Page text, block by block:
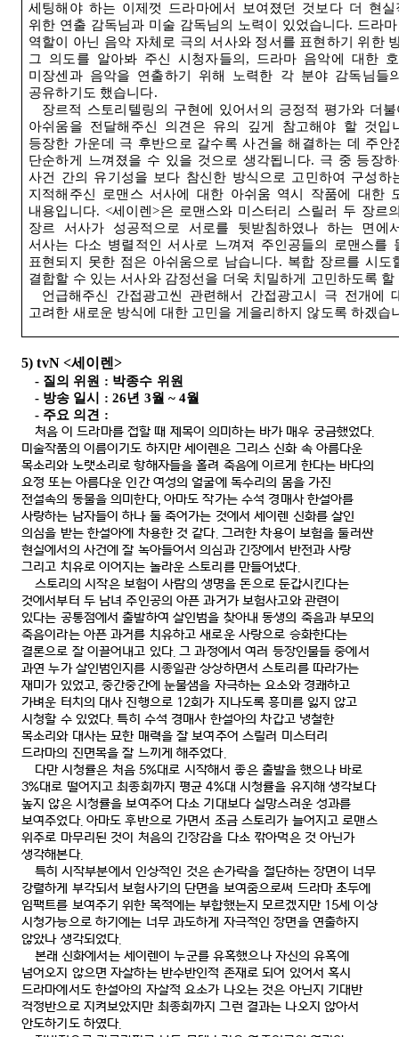
세팅해야 하는 이제껏 드라마에서 보여졌던 것보다 더 현실
위한 연출 감독님과 미술 감독님의 노력이 있었습니다. 드라
역할이 아닌 음악 자체로 극의 서사와 정서를 표현하기 위한
그 의도를 알아봐 주신 시청자들의 ,
드라마 음악에 대한
미장센과 음악을 연출하기 위해 노력한 각 분야 감독님들
공유하기도 했습니다.
장르적 스토리텔링의 구현에 있어서의 긍정적 평가와 더
아쉬움을 전달해주신 의견은 유의 깊게 참고해야 할 것입
등장한 가운데 극 후반으로 갈수록 사건을 해결하는 데 주
단순하게 느껴졌을 수 있을 것으로 생각됩니다. 극 중 등장
사건 간의 유기성을 보다 참신한 방식으로 고민하여 구성하
지적해주신 로맨스 서사에 대한 아쉬움 역시 작품에 대한
내용입니다. <세이렌>은 로맨스와 미스터리 스릴러 두 장르
장르 서사가 성공적으로 서로를 뒷받침하였나 하는 면에
서사는 다소 병렬적인 서사로 느껴져 주인공들의 로맨스를
표현되지 못한 점은 아쉬움으로 남습니다. 복합 장르를 시도
결합할 수 있는 서사와 감정선을 더욱 치밀하게 고민하도록 할
언급해주신 간접광고씬 관련해서 간접광고시 극 전개에
고려한 새로운 방식에 대한 고민을 게을리하지 않도록 하겠습
5) tvN <세이렌>
- 질의 위원 : 박종수 위원
- 방송 일시 : 26년 3월 ~ 4월
- 주요 의견 :
처음 이 드라마를 접할 때 제목이 의미하는 바가 매우 궁금했었다.
미술작품의 이름이기도 하지만 세이렌은 그리스 신화 속 아름다운
목소리와 노랫소리로 항해자들을 홀려 죽음에 이르게 한다는 바다의
요정 또는 아름다운 인간 여성의 얼굴에 독수리의 몸을 가진
전설속의 동물을 의미한다, 아마도 작가는 수석 경매사 한설아를
사랑하는 남자들이 하나 둘 죽어가는 것에서 세이렌 신화를 살인
의심을 받는 한설아에 차용한 것 같다. 그러한 차용이 보험을 둘러싼
현실에서의 사건에 잘 녹아들어서 의심과 긴장에서 반전과 사랑
그리고 치유로 이어지는 놀라운 스토리를 만들어냈다.
스토리의 시작은 보험이 사람의 생명을 돈으로 둔갑시킨다는
것에서부터 두 남녀 주인공의 아픈 과거가 보험사고와 관련이
있다는 공통점에서 출발하여 살인범을 찾아내 동생의 죽음과 부모의
죽음이라는 아픈 과거를 치유하고 새로운 사랑으로 승화한다는
결론으로 잘 이끌어내고 있다.그 과정에서 여러 등장인물들 중에서
과연 누가 살인범인지를 시종일관 상상하면서 스토리를 따라가는
재미가 있었고,중간중간에 눈물샘을 자극하는 요소와 경쾌하고
가벼운 터치의 대사 진행으로 12회가 지나도록 흥미를 잃지 않고
시청할 수 있었다.특히 수석 경매사 한설아의 차갑고 냉철한
목소리와 대사는 묘한 매력을 잘 보여주어 스릴러 미스터리
드라마의 진면목을 잘 느끼게 해주었다.
다만 시청률은 처음5%대로 시작해서 좋은 출발을 했으나 바로
3%대로 떨어지고 최종회까지 평균4%대 시청률을 유지해 생각보다
높지 않은 시청률을 보여주어 다소 기대보다 실망스러운 성과를
보여주었다. 아마도 후반으로 가면서 조금 스토리가 늘어지고 로맨스
위주로 마무리된 것이 처음의 긴장감을 다소 깎아먹은 것 아닌가
생각해본다.
특히 시작부분에서 인상적인 것은 손가락을 절단하는 장면이 너무
강렬하게 부각되서 보험사기의 단면을 보여줌으로써 드라마 초두에
임팩트를 보여주기 위한 목적에는 부합했는지 모르겠지만 15세 이상
시청가능으로 하기에는 너무 과도하게 자극적인 장면을 연출하지
않았나 생각되었다.
본래 신화에서는 세이렌이 누군를 유혹했으나 자신의 유혹에
넘어오지 않으면 자살하는 반수반인적 존재로 되어 있어서 혹시
드라마에서도 한설아의 자살적 요소가 나오는 것은 아닌지 기대반
걱정반으로 지켜보았지만 최종회까지 그런 결과는 나오지 않아서
안도하기도 하였다.